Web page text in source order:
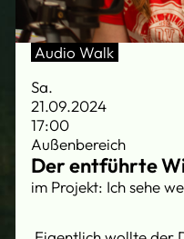
Audio Walk
Sa.
21.09.2024
17:00
Außenbereich
Der entführte
im Projekt: Ich sehe